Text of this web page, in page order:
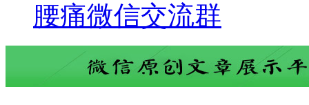
腰痛微信交流群